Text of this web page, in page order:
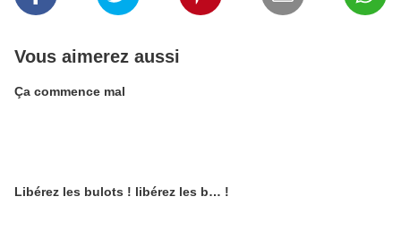
Vous aimerez aussi
Ça commence mal
Libérez les bulots ! libérez les b… !